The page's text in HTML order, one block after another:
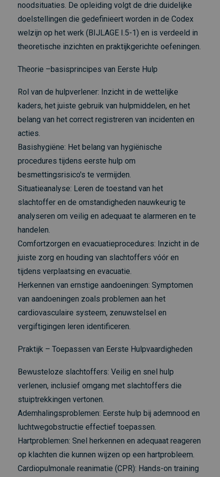
noodsituaties. De opleiding volgt de drie duidelijke
doelstellingen die gedefinieert worden in de Codex
welzijn op het werk (BIJLAGE I.5-1) en is verdeeld in
theoretische inzichten en praktijkgerichte oefeningen.
Theorie –basisprincipes van Eerste Hulp
Rol van de hulpverlener: Inzicht in de wettelijke
kaders, het juiste gebruik van hulpmiddelen, en het
belang van het correct registreren van incidenten en
acties.
Basishygiëne: Het belang van hygiënische
procedures tijdens eerste hulp om
besmettingsrisico's te vermijden.
Situatieanalyse: Leren de toestand van het
slachtoffer en de omstandigheden nauwkeurig te
analyseren om veilig en adequaat te alarmeren en te
handelen.
Comfortzorgen en evacuatieprocedures: Inzicht in de
juiste zorg en houding van slachtoffers vóór en
tijdens verplaatsing en evacuatie.
Herkennen van ernstige aandoeningen: Symptomen
van aandoeningen zoals problemen aan het
cardiovasculaire systeem, zenuwstelsel en
vergiftigingen leren identificeren.
Praktijk – Toepassen van Eerste Hulpvaardigheden
Bewusteloze slachtoffers: Veilig en snel hulp
verlenen, inclusief omgang met slachtoffers die
stuiptrekkingen vertonen.
Ademhalingsproblemen: Eerste hulp bij ademnood en
luchtwegobstructie effectief toepassen.
Hartproblemen: Snel herkennen en adequaat reageren
op klachten die kunnen wijzen op een hartprobleem.
Cardiopulmonale reanimatie (CPR): Hands-on training